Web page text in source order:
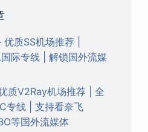
质SS机场推荐 |
际专线 | 解锁国外流媒
质V2Ray机场推荐 | 全
专线 | 支持看奈飞
等国外流媒体